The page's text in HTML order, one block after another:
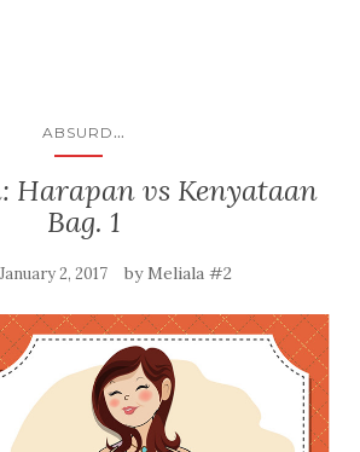
ABSURD ...
Harapan vs Kenyataan
Bag. 1
January 2, 2017 byMeliala #2